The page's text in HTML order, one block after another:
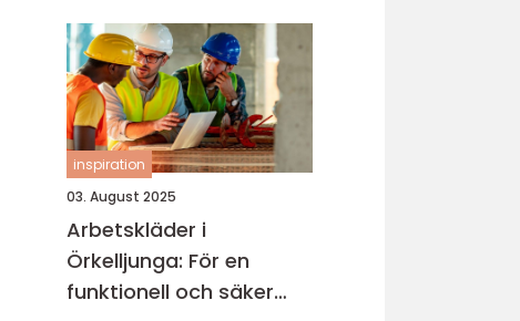
inspiration
03. August 2025
Arbetskläder i
Örkelljunga: För en
funktionell och säker